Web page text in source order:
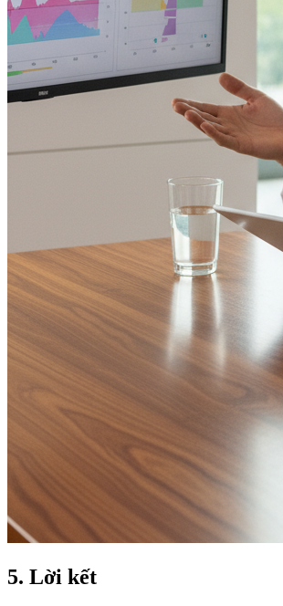
5. Lời kết